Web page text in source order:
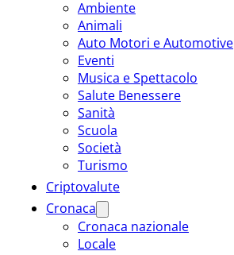
Ambiente
Animali
Auto Motori e Automotive
Eventi
Musica e Spettacolo
Salute Benessere
Sanità
Scuola
Società
Turismo
Criptovalute
Cronaca
Cronaca nazionale
Locale